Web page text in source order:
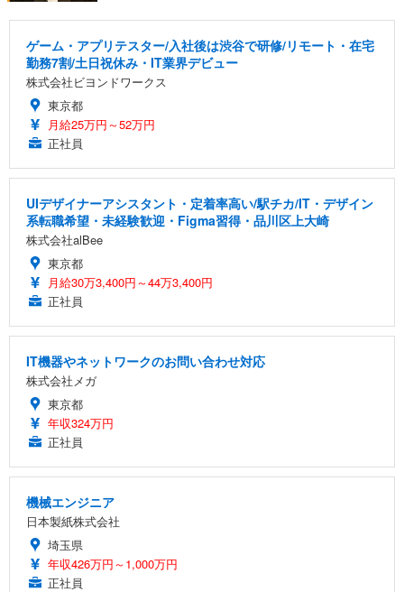
ゲーム・アプリテスター/入社後は渋谷で研修/リモート・在宅
勤務7割/土日祝休み・IT業界デビュー
株式会社ビヨンドワークス
東京都
月給25万円～52万円
正社員
UIデザイナーアシスタント・定着率高い/駅チカ/IT・デザイン
系転職希望・未経験歓迎・Figma習得・品川区上大崎
株式会社alBee
東京都
月給30万3,400円～44万3,400円
正社員
IT機器やネットワークのお問い合わせ対応
株式会社メガ
東京都
年収324万円
正社員
機械エンジニア
日本製紙株式会社
埼玉県
年収426万円～1,000万円
正社員